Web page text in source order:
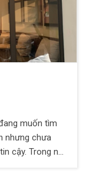
muốn tìm
nhưng chưa
cậy. Trong nội